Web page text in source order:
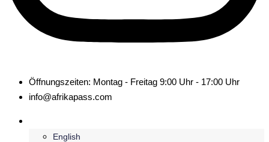
Öffnungszeiten: Montag - Freitag 9:00 Uhr - 17:00 Uhr
info@afrikapass.com
English